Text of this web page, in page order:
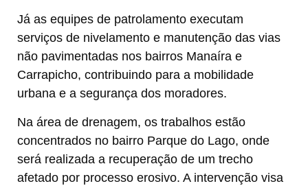
Já as equipes de patrolamento executam
serviços de nivelamento e manutenção das vias
não pavimentadas nos bairros Manaíra e
Carrapicho, contribuindo para a mobilidade
urbana e a segurança dos moradores.
Na área de drenagem, os trabalhos estão
concentrados no bairro Parque do Lago, onde
será realizada a recuperação de um trecho
afetado por processo erosivo. A intervenção visa